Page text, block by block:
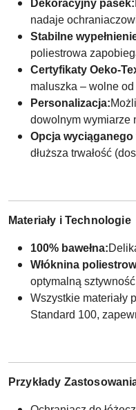
Dekoracyjny pasek:
nadaje
Stabilne
poliestrowa
Certyfikaty Oeko-
maluszka – wolne
Personalizacja:
dowolnym wymiarze
Opcja wyciąganego
dłuższa trwałość
Materiały i Technologie
100% bawełna:
Włóknina
optymalną
Wszystkie materiały
Standard 100,
Przykłady